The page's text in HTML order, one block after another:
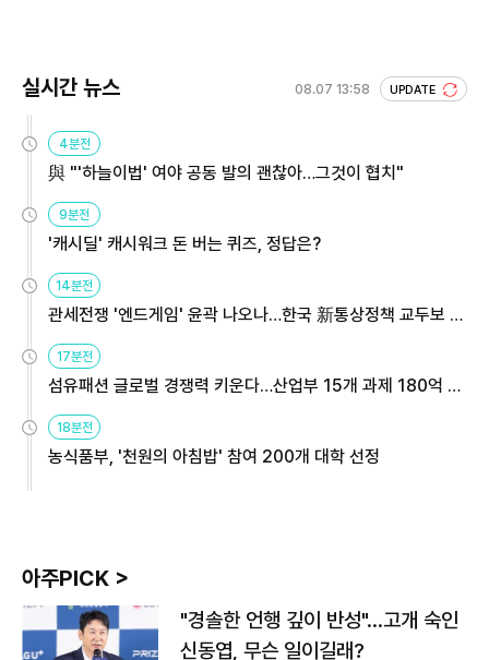
실시간 뉴스 08.07 13:58 UPDATE
4분전
與 "'하늘이법' 여야 공동 발의 괜찮아…그것이 협치"
9분전
'캐시딜' 캐시워크 돈 버는 퀴즈, 정답은?
14분전
관세전쟁 '엔드게임' 윤곽 나오나…한국 新통상정책 교두보 활
17분전
섬유패션 글로벌 경쟁력 키운다…산업부 15개 과제 180억 지
18분전
농식품부, '천원의 아침밥' 참여 200개 대학 선정
아주PICK >
"경솔한 언행 깊이 반성"…고개 숙인
신동엽, 무슨 일이길래?